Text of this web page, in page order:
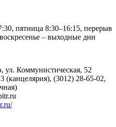
пятница 8:30–16:15, перерыв
– выходные дни
ул. Коммунистическая, 52
(канцелярия), (3012) 28-65-02,